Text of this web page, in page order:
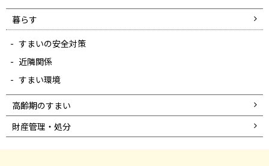
暮らす
すまいの安全対策
近隣関係
すまい環境
高齢期のすまい
財産管理・処分